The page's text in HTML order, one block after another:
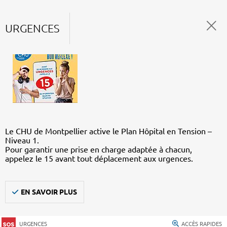
URGENCES
Le CHU de Montpellier active le Plan Hôpital en Tension –
Niveau 1.
Pour garantir une prise en charge adaptée à chacun,
appelez le 15 avant tout déplacement aux urgences.
EN SAVOIR PLUS
URGENCES ACCÈS RAPIDES